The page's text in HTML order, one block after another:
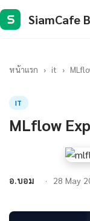
S SiamCafe
หน้าแรก › it ›
IT
MLflow
อ.บอม 28 May